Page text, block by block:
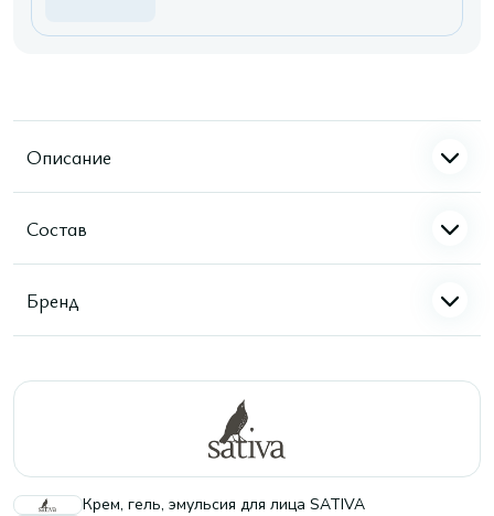
Описание
Состав
Бренд
Крем, гель, эмульсия для лица SATIVA